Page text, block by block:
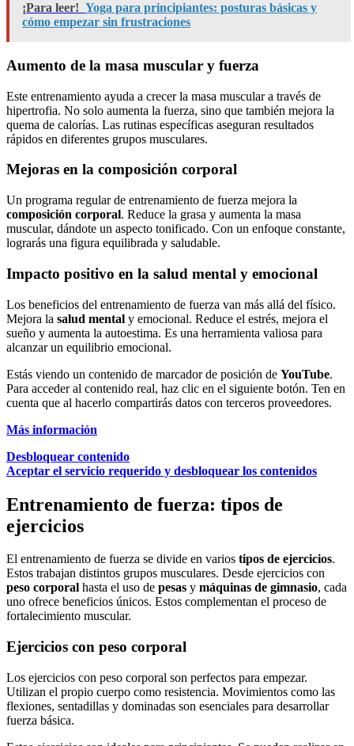
¡Para leer! Yoga para principiantes: posturas básicas y
cómo empezar sin frustraciones
Aumento de la masa muscular y fuerza
Este entrenamiento ayuda a crecer la masa muscular a través de
hipertrofia. No solo aumenta la fuerza, sino que también mejora la
quema de calorías. Las rutinas específicas aseguran resultados
rápidos en diferentes grupos musculares.
Mejoras en la composición corporal
Un programa regular de entrenamiento de fuerza mejora la
composición corporal. Reduce la grasa y aumenta la masa
muscular, dándote un aspecto tonificado. Con un enfoque constante,
lograrás una figura equilibrada y saludable.
Impacto positivo en la salud mental y emocional
Los beneficios del entrenamiento de fuerza van más allá del físico.
Mejora la salud mental y emocional. Reduce el estrés, mejora el
sueño y aumenta la autoestima. Es una herramienta valiosa para
alcanzar un equilibrio emocional.
Estás viendo un contenido de marcador de posición de YouTube.
Para acceder al contenido real, haz clic en el siguiente botón. Ten en
cuenta que al hacerlo compartirás datos con terceros proveedores.
Más información
Desbloquear contenido
Aceptar el servicio requerido y desbloquear los contenidos
Entrenamiento de fuerza: tipos de
ejercicios
El entrenamiento de fuerza se divide en varios tipos de ejercicios.
Estos trabajan distintos grupos musculares. Desde ejercicios con
peso corporal hasta el uso de pesas y máquinas de gimnasio, cada
uno ofrece beneficios únicos. Estos complementan el proceso de
fortalecimiento muscular.
Ejercicios con peso corporal
Los ejercicios con peso corporal son perfectos para empezar.
Utilizan el propio cuerpo como resistencia. Movimientos como las
flexiones, sentadillas y dominadas son esenciales para desarrollar
fuerza básica.